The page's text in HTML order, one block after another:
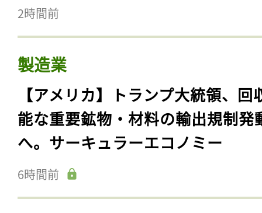
2時間前
製造業
【アメリカ】トランプ大統領、回
能な重要鉱物・材料の輸出規制発
へ。サーキュラーエコノミー
6時間前